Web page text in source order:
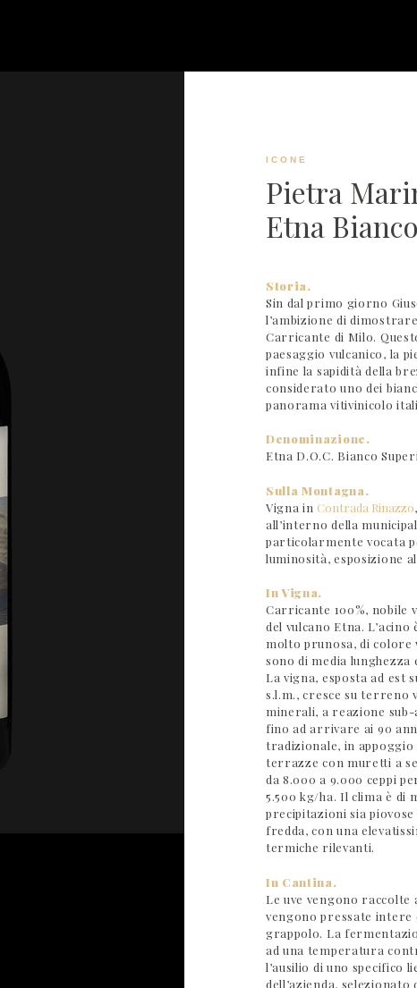
ICONE
Pietra
Etna
Storia.
Sin dal primo giorno
l’ambizione di
Carricante di Milo.
paesaggio vulcanico, la
infine la sapidità della
considerato uno dei
panorama vitivinicolo
Denominazione.
Etna D.O.C. Bianco
Sulla Montagna.
Vigna inContrada Rinazzo
all’interno della
particolarmente vocata
luminosità, esposizione
In Vigna.
Carricante 100%, nobile
del vulcano Etna.
molto prunosa, di
sono di media lunghezza
La vigna, esposta ad est
s.l.m., cresce su terreno
minerali, a reazione
fino ad arrivare ai 90
tradizionale, in appoggio
terrazze con muretti a
da 8.000 a 9.000 ceppi
5.500 kg/ha. Il clima è di
precipitazioni sia piovose
fredda, con una
termiche rilevanti.
In Cantina.
Le uve vengono
vengono pressate
grappolo. La
ad una temperatura
l’ausilio di uno specifico
dell’azienda,